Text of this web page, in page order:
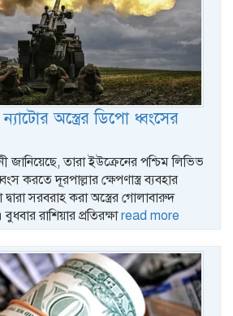
ন্যাটোর অস্ত্রের ডিপো ধ্বংসের
জানিয়েছে, তারা ইউক্রেনের পশ্চিম লিভিভ
করতে দূরপাল্লার ক্ষেপণাস্ত্র ব্যবহার
সরবরাহ করা অস্ত্রের গোলাবারুদ
রাশিয়ার প্রতিরক্ষাread more